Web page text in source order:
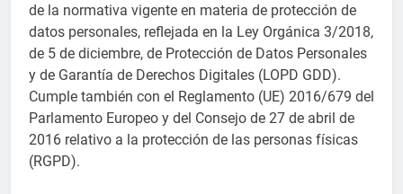
de la normativa vigente en materia de protección de
datos personales, reflejada en la Ley Orgánica 3/2018,
de 5 de diciembre, de Protección de Datos Personales
y de Garantía de Derechos Digitales (LOPD GDD).
Cumple también con el Reglamento (UE) 2016/679 del
Parlamento Europeo y del Consejo de 27 de abril de
2016 relativo a la protección de las personas físicas
(RGPD).